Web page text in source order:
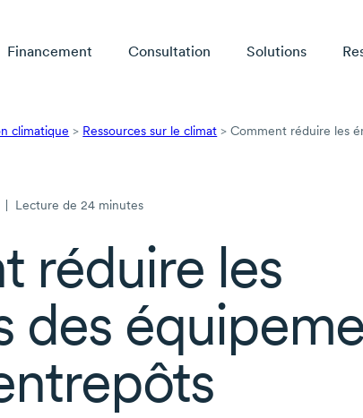
Financement Consultation Solutions
climatique > Ressources sur le climat > Comment réduire les
Lecture de 24 minutes
réduire les
des